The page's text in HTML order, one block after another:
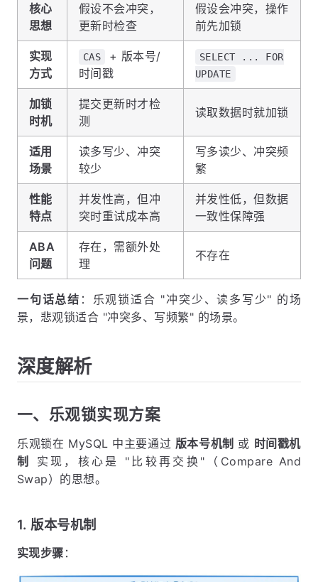
核心
思想
假设不会冲突，
更新时检查
假设会冲突，操作
前先加锁
实现
方式
CAS
+ 版本号/
时间戳
SELECT ... FOR
UPDATE
加锁
时机
提交更新时才检
测
读取数据时就加锁
适用
场景
读多写少、冲突
较少
写多读少、冲突频
繁
性能
特点
并发性高，但冲
突时重试成本高
并发性低，但数据
一致性保障强
ABA
问题
存在，需额外处
理
不存在
一句话总结 ：乐观锁适合 "冲突少、读多写少" 的场
景，悲观锁适合 "冲突多、写频繁" 的场景。
深度解析
一、乐观锁实现方案
乐观锁在 MySQL 中主要通过 版本号机制 或 时间戳机
制
实现，核心是 "比较再交换"（Compare And
Swap）的思想。
1. 版本号机制
实现步骤 ：